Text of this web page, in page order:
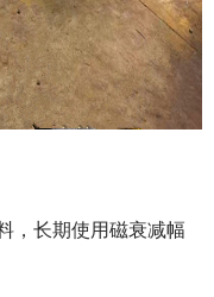
，长期使用磁衰减幅